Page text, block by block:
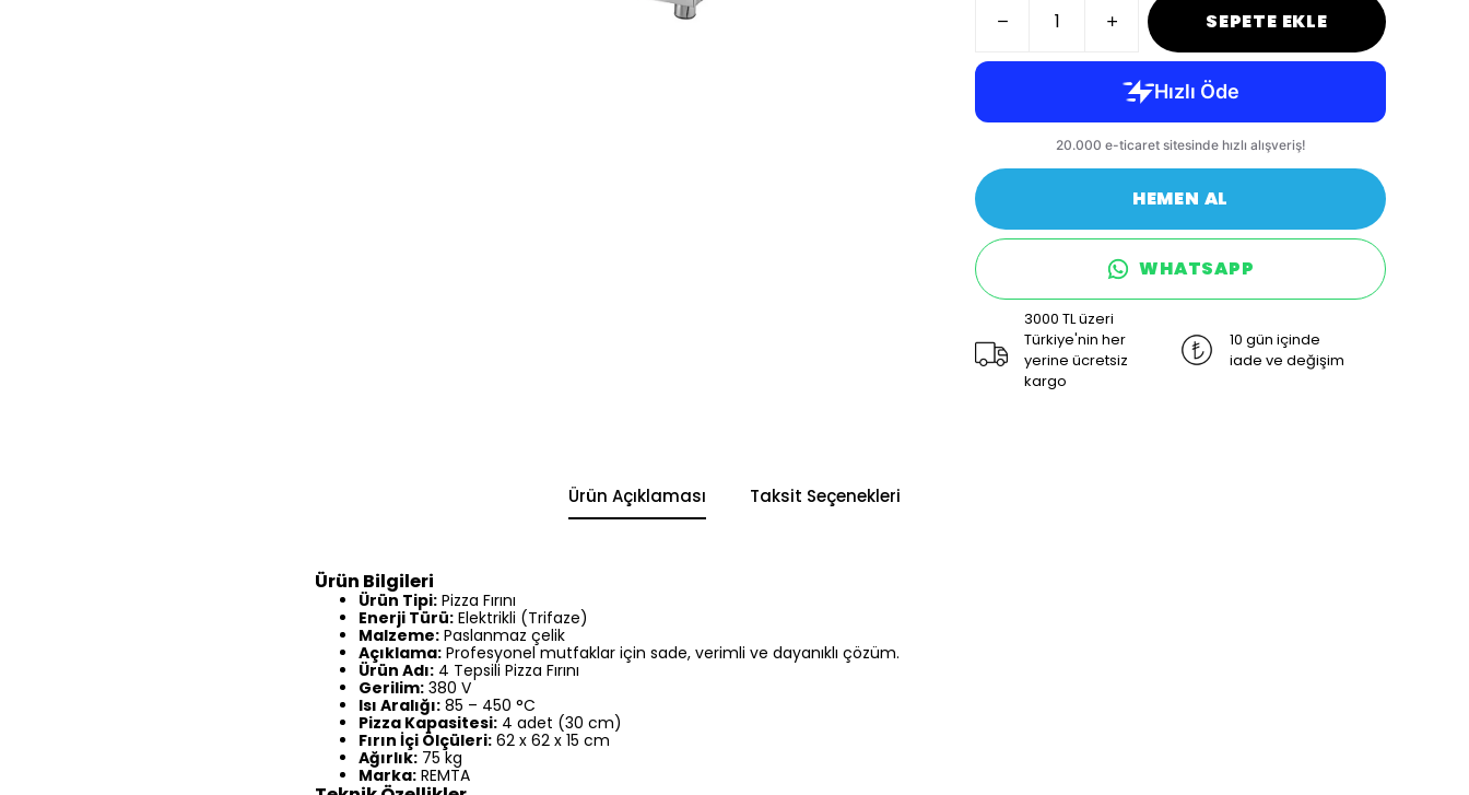
SEPETE EKLE
HEMEN AL
WHATSAPP
3000 TL üzeri
Türkiye'nin her
yerine ücretsiz
kargo
10 gün içinde
iade ve değişim
Ürün Açıklaması Taksit Seçenekleri
Ürün Bilgileri
Ürün Tipi: Pizza Fırını
Enerji Türü: Elektrikli (Trifaze)
Malzeme: Paslanmaz çelik
Açıklama: Profesyonel mutfaklar için sade, verimli ve dayanıklı çözüm.
Ürün Adı: 4 Tepsili Pizza Fırını
Gerilim: 380 V
Isı Aralığı: 85 – 450 °C
Pizza Kapasitesi: 4 adet (30 cm)
Fırın İçi Ölçüleri: 62 x 62 x 15 cm
Ağırlık: 75 kg
Marka: REMTA